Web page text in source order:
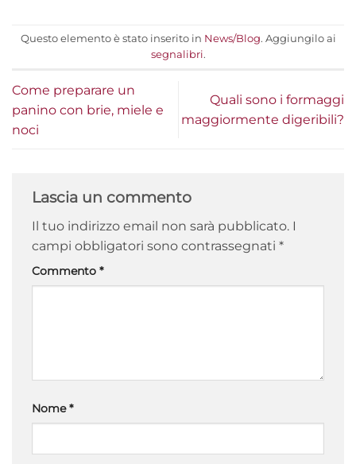
Questo elemento è stato inserito in News/Blog. Aggiungilo ai
segnalibri.
Come preparare un
panino con brie, miele e
noci
Quali sono i formaggi
maggiormente digeribili?
Lascia un commento
Il tuo indirizzo email non sarà pubblicato. I
campi obbligatori sono contrassegnati *
Commento *
Nome*